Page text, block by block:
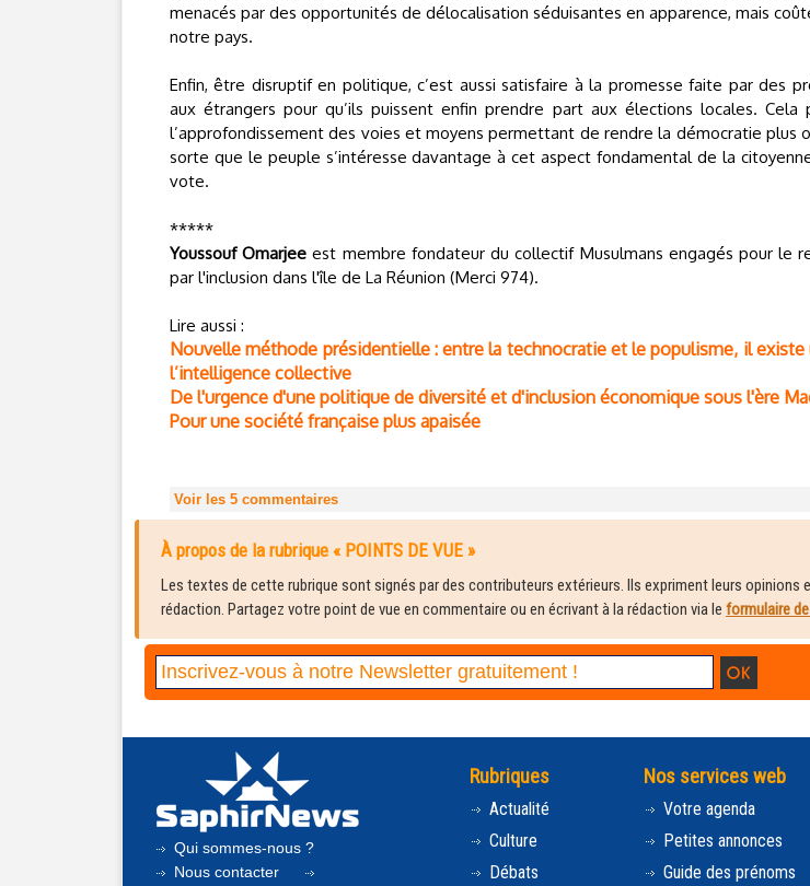
menacés par des opportunités de délocalisation séduisantes en apparence, mais
notre pays.
Enfin, être disruptif en politique, c’est aussi satisfaire à la promesse faite par des
aux étrangers pour qu’ils puissent enfin prendre part aux élections locales. Cela
l’approfondissement des voies et moyens permettant de rendre la démocratie plus
sorte que le peuple s’intéresse davantage à cet aspect fondamental de la
vote.
*****
Youssouf Omarjee est membre fondateur du collectif Musulmans engagés pour le
par l'inclusion dans l'île de La Réunion (Merci 974).
Lire aussi :
Nouvelle méthode présidentielle : entre la technocratie et le populisme, il existe
l’intelligence collective
De l'urgence d'une politique de diversité et d'inclusion économique sous l'ère
Pour une société française plus apaisée
Voir les 5 commentaires
À propos de la rubrique « POINTS DE VUE »
Les textes de cette rubrique sont signés par des contributeurs extérieurs. Ils expriment leurs opinions
rédaction. Partagez votre point de vue en commentaire ou en écrivant à la rédaction via le formulaire
Qui sommes-nous ?
Nous contacter
Rubriques
Actualité
Culture
Débats
Nos services web
Votre agenda
Petites annonces
Guide des prénoms